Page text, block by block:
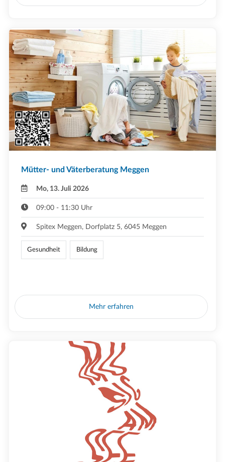
Mütter- und Väterberatung Meggen
Mo, 13. Juli 2026
09:00 - 11:30 Uhr
Spitex Meggen, Dorfplatz 5, 6045 Meggen
Gesundheit Bildung
Mehr erfahren